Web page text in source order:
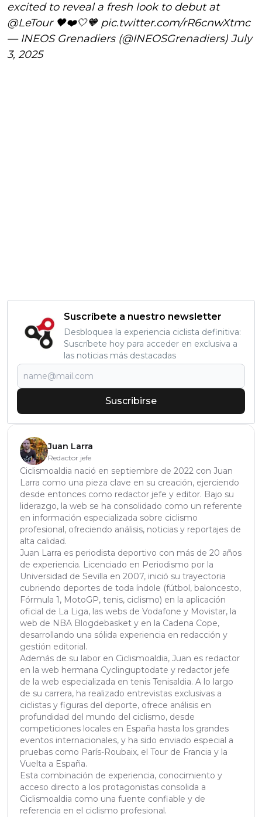
excited to reveal a fresh look to debut at
@LeTour🖤❤️🤍🧡 pic.twitter.com/rR6cnwXtmc
— INEOS Grenadiers (@INEOSGrenadiers) July
3, 2025
Suscríbete a nuestro newsletter
Desbloquea la experiencia ciclista definitiva:
Suscríbete hoy para acceder en exclusiva a
las noticias más destacadas
Suscribirse
Juan Larra
Redactor jefe
Ciclismoaldia nació en septiembre de 2022 con Juan
Larra como una pieza clave en su creación, ejerciendo
desde entonces como redactor jefe y editor. Bajo su
liderazgo, la web se ha consolidado como un referente
en información especializada sobre ciclismo
profesional, ofreciendo análisis, noticias y reportajes de
alta calidad.
Juan Larra es periodista deportivo con más de 20 años
de experiencia. Licenciado en Periodismo por la
Universidad de Sevilla en 2007, inició su trayectoria
cubriendo deportes de toda índole (fútbol, baloncesto,
Fórmula 1, MotoGP, tenis, ciclismo) en la aplicación
oficial de La Liga, las webs de Vodafone y Movistar, la
web de NBA Blogdebasket y en la Cadena Cope,
desarrollando una sólida experiencia en redacción y
gestión editorial.
Además de su labor en Ciclismoaldia, Juan es redactor
en la web hermana Cyclinguptodate y redactor jefe
de la web especializada en tenis Tenisaldia. A lo largo
de su carrera, ha realizado entrevistas exclusivas a
ciclistas y figuras del deporte, ofrece análisis en
profundidad del mundo del ciclismo, desde
competiciones locales en España hasta los grandes
eventos internacionales, y ha sido enviado especial a
pruebas como París-Roubaix, el Tour de Francia y la
Vuelta a España.
Esta combinación de experiencia, conocimiento y
acceso directo a los protagonistas consolida a
Ciclismoaldia como una fuente confiable y de
referencia en el ciclismo profesional.